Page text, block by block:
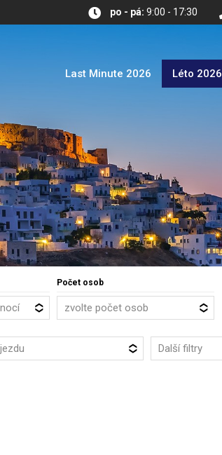
po - pá: 9:00 - 17:30
Last Minute 2026 Léto 2026
Počet osob
zvolte počet osob
Další filtry